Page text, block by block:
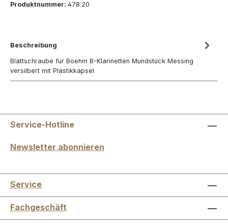
Produktnummer: 478.20
Beschreibung
Blattschraube für Boehm B-Klarinetten Mundstück Messing
versilbert mit Plastikkapsel
Service-Hotline
Newsletter abonnieren
Service
Fachgeschäft